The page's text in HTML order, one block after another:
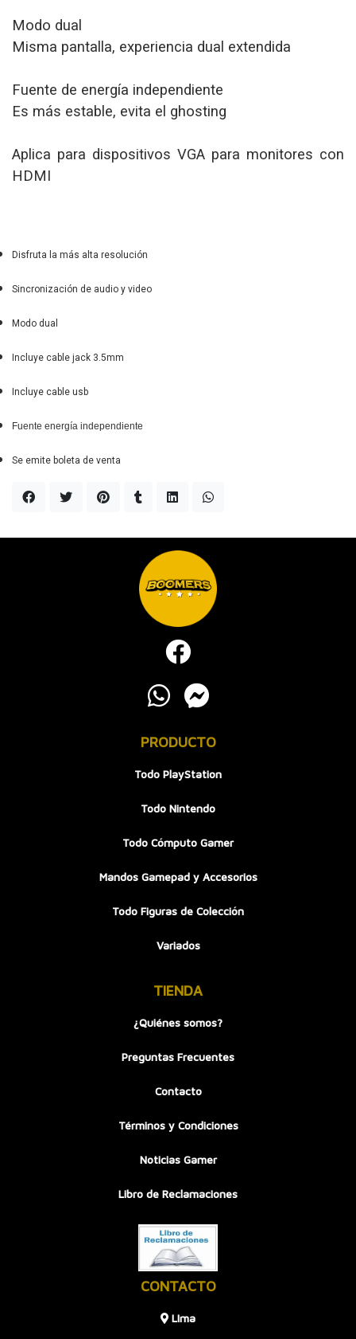
Modo dual
Misma pantalla, experiencia dual extendida
Fuente de energía independiente
Es más estable, evita el ghosting
Aplica para dispositivos VGA para monitores con
HDMI
Disfruta la más alta resolución
Sincronización de audio y video
Modo dual
Incluye cable jack 3.5mm
Incluye cable usb
Fuente energía independiente
Se emite boleta de venta
PRODUCTO
Todo PlayStation
Todo Nintendo
Todo Cómputo Gamer
Mandos Gamepad y Accesorios
Todo Figuras de Colección
Variados
TIENDA
¿Quiénes somos?
Preguntas Frecuentes
Contacto
Términos y Condiciones
Noticias Gamer
Libro de Reclamaciones
CONTACTO
LIma